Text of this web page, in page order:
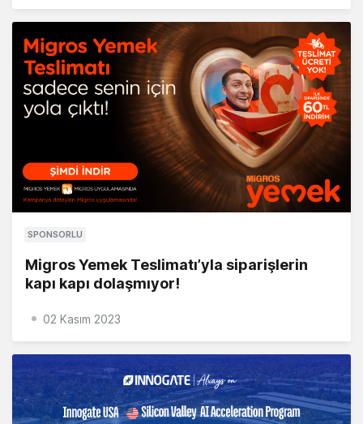
SPONSORLU
Migros Yemek Teslimatı’yla siparişlerin
kapı kapı dolaşmıyor!
02 Kasım 2023